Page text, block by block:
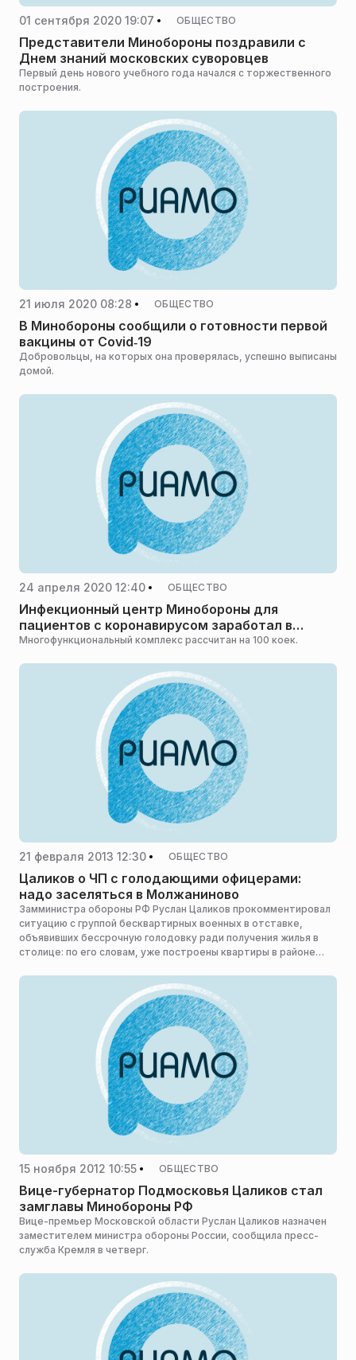
01 сентября 2020 19:07 ОБЩЕСТВО
Представители Минобороны поздравили с
Днем знаний московских суворовцев
Первый день нового учебного года начался с торжественного
построения.
21 июля 2020 08:28 ОБЩЕСТВО
В Минобороны сообщили о готовности первой
вакцины от Covid‑19
Добровольцы, на которых она проверялась, успешно выписаны
домой.
24 апреля 2020 12:40 ОБЩЕСТВО
Инфекционный центр Минобороны для
пациентов с коронавирусом заработал в
Одинцове
Многофункциональный комплекс рассчитан на 100 коек.
21 февраля 2013 12:30 ОБЩЕСТВО
Цаликов о ЧП с голодающими офицерами:
надо заселяться в Молжаниново
Замминистра обороны РФ Руслан Цаликов прокомментировал
ситуацию с группой бесквартирных военных в отставке,
объявивших бессрочную голодовку ради получения жилья в
столице: по его словам, уже построены квартиры в районе
15 ноября 2012 10:55 ОБЩЕСТВО
Вице-губернатор Подмосковья Цаликов стал
замглавы Минобороны РФ
Вице-премьер Московской области Руслан Цаликов назначен
заместителем министра обороны России, сообщила пресс-
служба Кремля в четверг.